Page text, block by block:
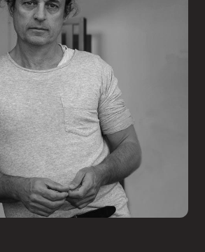
Inscribir
Boletería